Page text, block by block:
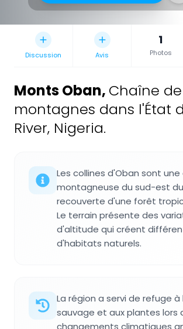
Discussion Avis
1
Photos
Monts Oban, Chaîne de
montagnes dans l'État
River, Nigeria.
Les collines d'Oban sont
montagneuse du sud-est
recouverte d'une forêt
Le terrain présente des
d'altitude qui créent
d'habitats naturels.
La région a servi de refuge à
sauvage et aux plantes lors
changements climatiques